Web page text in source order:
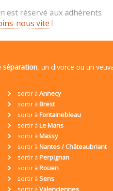
est réservé aux adhérents
nous vite !
séparation, un divorce ou un
sortir à Annecy
sortir à Brest
sortir à Fontainebleau
sortir à Le Mans
sortir à Massy
sortir à Nantes / Châteaubriant
sortir à Perpignan
sortir à Rouen
sortir à Sens
sortir à Valenciennes